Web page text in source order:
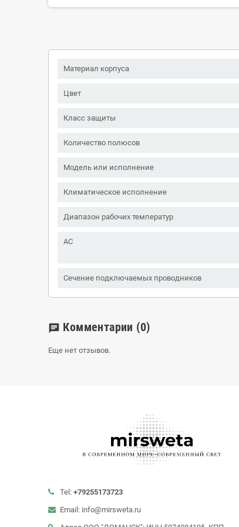
Материал корпуса
Цвет
Класс защиты
Количество полюсов
Модель или исполнение
Климатическое исполнение
Диапазон рабочих температур
AC
Сечение подключаемых проводников
chat Комментарии (0)
Еще нет отзывов.
Tel: +79255173723
Email: info@mirsweta.ru